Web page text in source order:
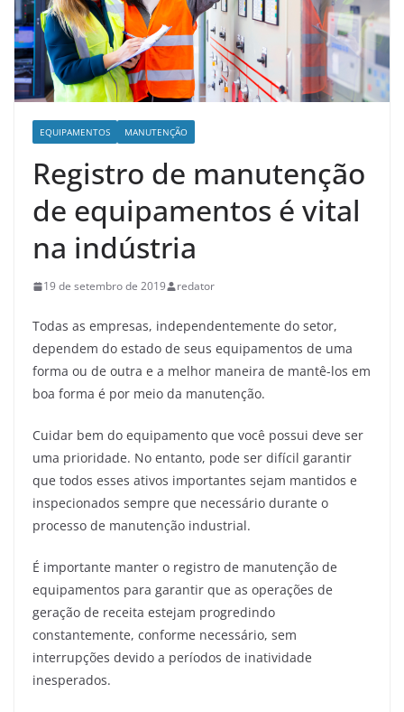
EQUIPAMENTOS MANUTENÇÃO
Registro de manutenção
de equipamentos é vital
na indústria
19 de setembro de 2019 redator
Todas as empresas, independentemente do setor,
dependem do estado de seus equipamentos de uma
forma ou de outra e a melhor maneira de mantê-los em
boa forma é por meio da manutenção.
Cuidar bem do equipamento que você possui deve ser
uma prioridade. No entanto, pode ser difícil garantir
que todos esses ativos importantes sejam mantidos e
inspecionados sempre que necessário durante o
processo de manutenção industrial.
É importante manter o registro de manutenção de
equipamentos para garantir que as operações de
geração de receita estejam progredindo
constantemente, conforme necessário, sem
interrupções devido a períodos de inatividade
inesperados.